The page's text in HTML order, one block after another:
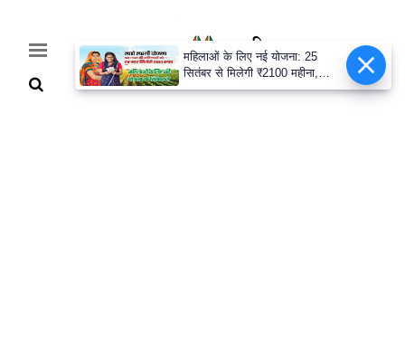
महिलाओं के लिए नई योजना: 25
सितंबर से मिलेगी ₹2100 महीना,
जानिए पूरी डिटेल